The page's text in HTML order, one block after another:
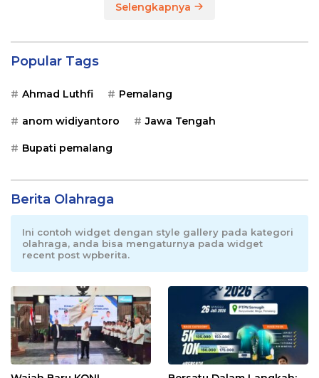
Selengkapnya
Popular Tags
Ahmad Luthfi Pemalang
anom widiyantoro Jawa Tengah
Bupati pemalang
Berita Olahraga
Ini contoh widget dengan style gallery pada kategori
olahraga, anda bisa mengaturnya pada widget
recent post wpberita.